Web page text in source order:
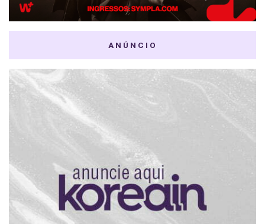
ANÚNCIO